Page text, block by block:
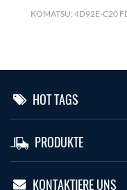
KOMATSU: 4D92E-C20
HOT TAGS
PRODUKTE
KONTAKTIERE UNS